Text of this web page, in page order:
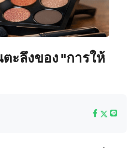
ะลึงของ "การให้